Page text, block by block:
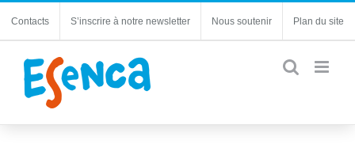
Contacts S’inscrire à notre newsletter Nous soutenir Plan du site